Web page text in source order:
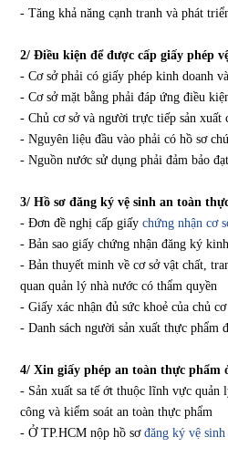
- Tăng khả năng cạnh tranh và phát
2/ Điều kiện để được cấp giấy phép
- Cơ sở phải có giấy phép kinh doanh
- Cơ sở mặt bằng phải đáp ứng điều
- Chủ cơ sở và người trực tiếp sản xuất
- Nguyên liệu đầu vào phải có hồ sơ
- Nguồn nước sử dụng phải đảm bảo
3/ Hồ sơ đăng ký vệ sinh an toàn
- Đơn đề nghị cấp giấy chứng nhận cơ
- Bản sao giấy chứng nhận đăng ký
- Bản thuyết minh về cơ sở vật chất,
quan quản lý nhà nước có thẩm quyền
- Giấy xác nhận đủ sức khoẻ của chủ
- Danh sách người sản xuất thực phẩm
4/ Xin giấy phép an toàn thực phẩm
- Sản xuất sa tế ớt thuộc lĩnh vực
công và kiểm soát an toàn thực phẩm
- Ở TP.HCM nộp hồ sơ đăng ký vệ